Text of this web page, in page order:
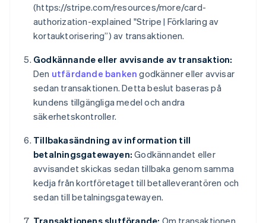
(https://stripe.com/resources/more/card-
authorization-explained "Stripe | Förklaring av
kortauktorisering”) av transaktionen.
Godkännande eller avvisande av transaktion:
Den utfärdande banken godkänner eller avvisar
sedan transaktionen. Detta beslut baseras på
kundens tillgängliga medel och andra
säkerhetskontroller.
Tillbakasändning av information till
betalningsgatewayen: Godkännandet eller
avvisandet skickas sedan tillbaka genom samma
kedja från kortföretaget till betalleverantören och
sedan till betalningsgatewayen.